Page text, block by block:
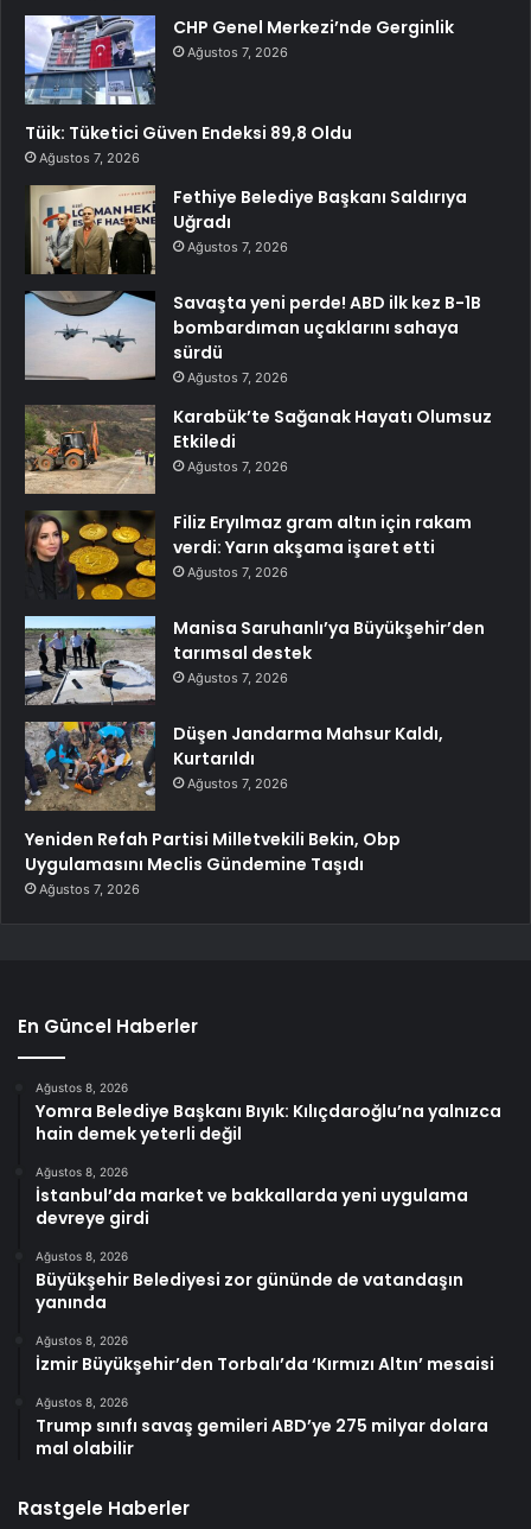
CHP Genel Merkezi’nde Gerginlik
Ağustos 7, 2026
Tüik: Tüketici Güven Endeksi 89,8 Oldu
Ağustos 7, 2026
Fethiye Belediye Başkanı Saldırıya
Uğradı
Ağustos 7, 2026
Savaşta yeni perde! ABD ilk kez B-1B
bombardıman uçaklarını sahaya
sürdü
Ağustos 7, 2026
Karabük’te Sağanak Hayatı Olumsuz
Etkiledi
Ağustos 7, 2026
Filiz Eryılmaz gram altın için rakam
verdi: Yarın akşama işaret etti
Ağustos 7, 2026
Manisa Saruhanlı’ya Büyükşehir’den
tarımsal destek
Ağustos 7, 2026
Düşen Jandarma Mahsur Kaldı,
Kurtarıldı
Ağustos 7, 2026
Yeniden Refah Partisi Milletvekili Bekin, Obp
Uygulamasını Meclis Gündemine Taşıdı
Ağustos 7, 2026
En Güncel Haberler
Ağustos 8, 2026
Yomra Belediye Başkanı Bıyık: Kılıçdaroğlu’na yalnızca
hain demek yeterli değil
Ağustos 8, 2026
İstanbul’da market ve bakkallarda yeni uygulama
devreye girdi
Ağustos 8, 2026
Büyükşehir Belediyesi zor gününde de vatandaşın
yanında
Ağustos 8, 2026
İzmir Büyükşehir’den Torbalı’da ‘Kırmızı Altın’ mesaisi
Ağustos 8, 2026
Trump sınıfı savaş gemileri ABD’ye 275 milyar dolara
mal olabilir
Rastgele Haberler